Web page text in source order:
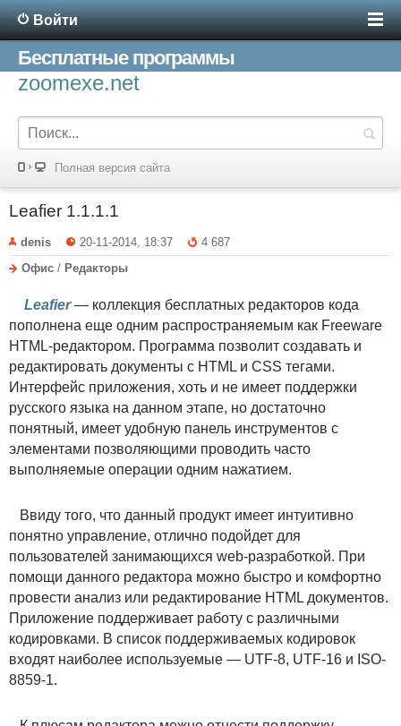
Войти
Бесплатные программы
zoomexe.net
Полная версия сайта
Leafier 1.1.1.1
denis 20-11-2014, 18:37
4 687
Офис / Редакторы
Leafier— коллекция бесплатных редакторов кода
пополнена еще одним распространяемым как Freeware
HTML-редактором. Программа позволит создавать и
редактировать документы с HTML и CSS тегами.
Интерфейс приложения, хоть и не имеет поддержки
русского языка на данном этапе, но достаточно
понятный, имеет удобную панель инструментов с
элементами позволяющими проводить часто
выполняемые операции одним нажатием.
Ввиду того, что данный продукт имеет интуитивно
понятно управление, отлично подойдет для
пользователей занимающихся web-разработкой. При
помощи данного редактора можно быстро и комфортно
провести анализ или редактирование HTML документов.
Приложение поддерживает работу с различными
кодировками. В список поддерживаемых кодировок
входят наиболее используемые — UTF-8, UTF-16 и ISO-
8859-1.